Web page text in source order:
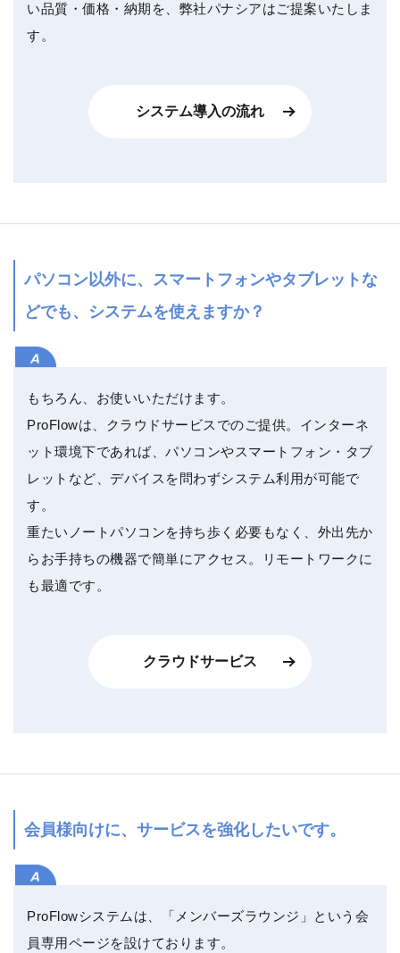
い品質・価格・納期を、弊社パナシアはご提案いたしま
す。
システム導入の流れ
パソコン以外に、スマートフォンやタブレットな
どでも、システムを使えますか？
もちろん、お使いいただけます。
ProFlowは、クラウドサービスでのご提供。インターネ
ット環境下であれば、パソコンやスマートフォン・タブ
レットなど、デバイスを問わずシステム利用が可能で
す。
重たいノートパソコンを持ち歩く必要もなく、外出先か
らお手持ちの機器で簡単にアクセス。リモートワークに
も最適です。
クラウドサービス
会員様向けに、サービスを強化したいです。
ProFlowシステムは、「メンバーズラウンジ」という会
員専用ページを設けております。